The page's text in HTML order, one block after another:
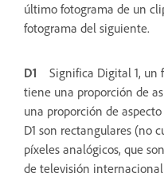
último fotograma de un
fotograma del siguiente.
D1
Significa Digital 1,
tiene una proporción de
una proporción de
D1 son rectangulares (no
píxeles analógicos, que
de televisión